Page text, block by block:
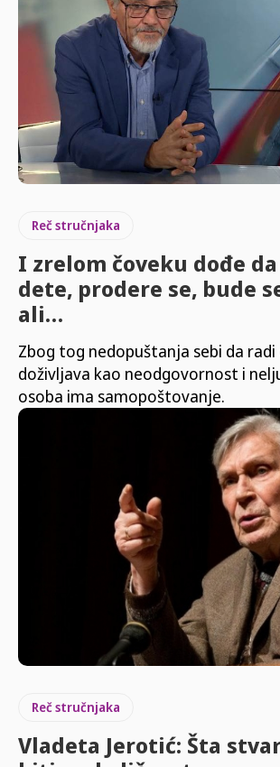
Reč stručnjaka
I zrelom čoveku dođe
dete, prodere se, bude
ali…
Zbog tog nedopuštanja sebi da
doživljava kao neodgovornost i
osoba ima samopoštovanje.
Reč stručnjaka
Vladeta Jerotić: Šta